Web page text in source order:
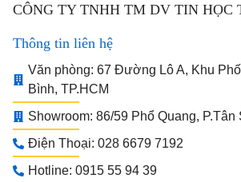
CÔNG TY TNHH TM DV TIN HỌC
Thông tin liên hệ
Văn phòng: 67 Đường Lô A, Khu
Bình, TP.HCM
Showroom: 86/59 Phổ Quang, P.Tân
Điện Thoại: 028 6679 7192
Hotline: 0915 55 94 39